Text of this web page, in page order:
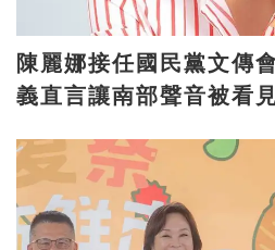
陳麗娜接任國民黨文傳
義直言讓南部聲音被看